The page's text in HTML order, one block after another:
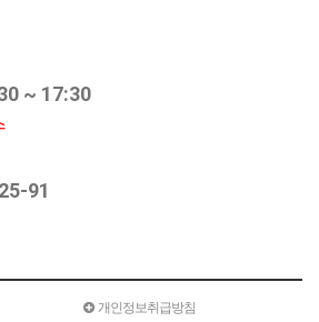
「정보통신망 이용촉진 및 정보보호
, 「방문판매 등에 관한 법률」,
등 관련 법을 위배하지 않는 범위에서
수 있습니다.
관과 함께 몰의 초기화면에 그 적용일자
용일자 전일까지 공지합니다. 다만,
하게 약관내용을 변경하는 경우에는
의 사전 유예기간을 두고 공지합니다.
정할 경우에는 그 개정약관은 그
체결되는 계약에만 적용되고 그 이전에
~ 17:30
91
개인정보취급방침